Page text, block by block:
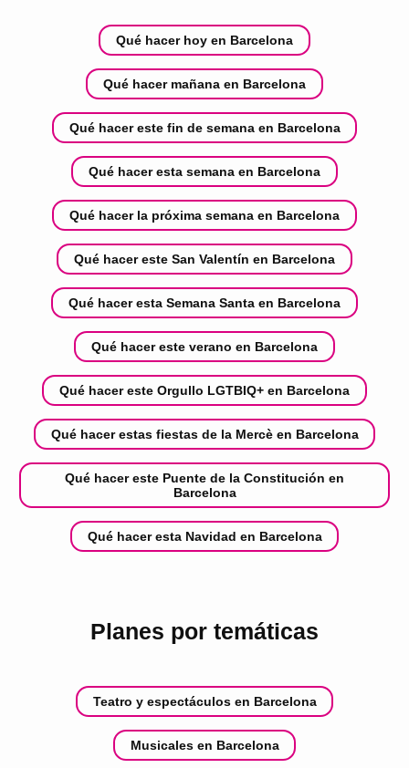
Qué hacer hoy en Barcelona
Qué hacer mañana en Barcelona
Qué hacer este fin de semana en Barcelona
Qué hacer esta semana en Barcelona
Qué hacer la próxima semana en Barcelona
Qué hacer este San Valentín en Barcelona
Qué hacer esta Semana Santa en Barcelona
Qué hacer este verano en Barcelona
Qué hacer este Orgullo LGTBIQ+ en Barcelona
Qué hacer estas fiestas de la Mercè en Barcelona
Qué hacer este Puente de la Constitución en
Barcelona
Qué hacer esta Navidad en Barcelona
Planes por temáticas
Teatro y espectáculos en Barcelona
Musicales en Barcelona